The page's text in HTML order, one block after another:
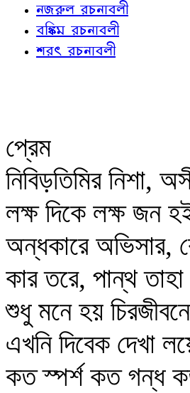
নজরুল রচনাবলী
বঙ্কিম রচনাবলী
শরৎ রচনাবলী
প্রেম
নিবিড়তিমির নিশা,
লক্ষ দিকে লক্ষ জন
অন্ধকারে অভিসার,
কার তরে, পান্থ
শুধু মনে হয়
এখনি দিবেক দেখা
কত স্পর্শ কত গন্ধ